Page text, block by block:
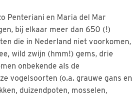
Penteriani en Maria del Mar
bij elkaar meer dan 650 (!)
die in Nederland niet voorkomen,
wild zwijn (hmm!) gems, drie
onbekende als de
vogelsoorten (o.a. grauwe gans en
duizendpoten, mosselen,